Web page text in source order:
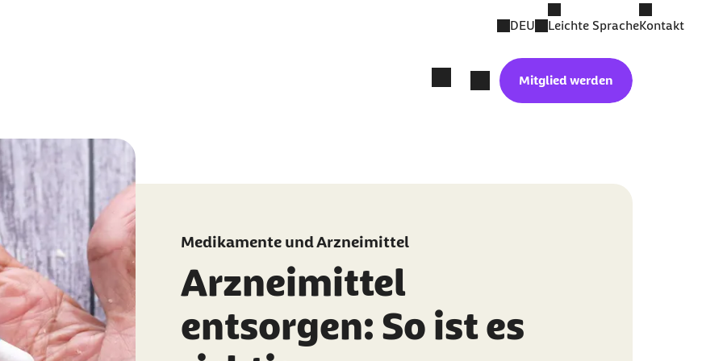
DEU Leichte SpracheKontakt
Mitglied werden
Medikamente und Arzneimittel
Arzneimittel
entsorgen: So ist es